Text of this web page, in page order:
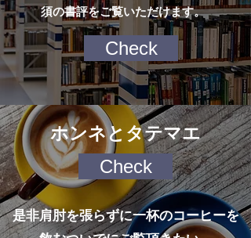
須の書評をご覧いただけます。
Check
ホンネとタテマエ
Check
是非肩肘を張らずに一杯のコーヒーを